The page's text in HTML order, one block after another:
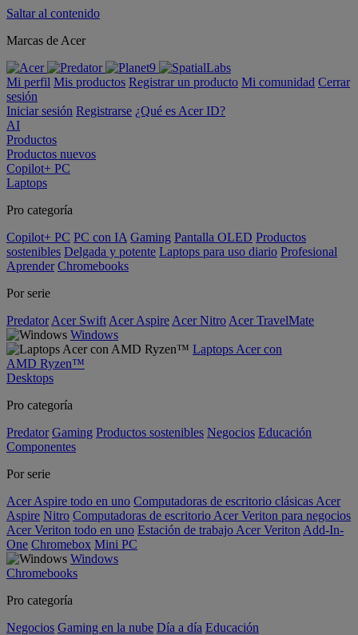
Saltar al contenido
Marcas de Acer
Mi perfil Mis productos Registrar un producto Mi comunidad Cerrar
sesión
Iniciar sesión Registrarse ¿Qué es Acer ID?
AI
Productos
Productos nuevos
Copilot+ PC
Laptops
Pro categoría
Copilot+ PC PC con IA Gaming Pantalla OLED Productos
sostenibles Delgada y potente Laptops para uso diario Profesional
Aprender Chromebooks
Por serie
Predator Acer Swift Acer Aspire Acer Nitro Acer TravelMate
Windows
Laptops Acer con
AMD Ryzen™
Desktops
Pro categoría
Predator Gaming Productos sostenibles Negocios Educación
Componentes
Por serie
Acer Aspire todo en uno Computadoras de escritorio clásicas Acer
Aspire Nitro Computadoras de escritorio Acer Veriton para negocios
Acer Veriton todo en uno Estación de trabajo Acer Veriton Add-In-
One Chromebox Mini PC
Windows
Chromebooks
Pro categoría
Negocios Gaming en la nube Día a día Educación